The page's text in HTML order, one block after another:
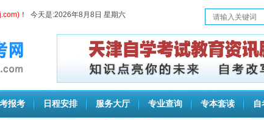
！ 今天是:2026年8月8日 星期六
报考 日程安排 服务大厅 专业查询 专本套读